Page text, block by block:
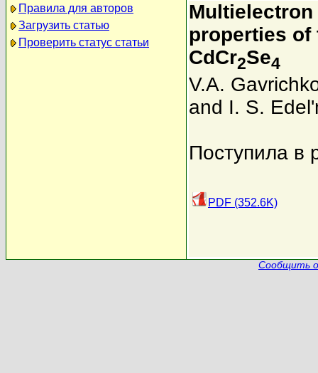
Правила для авторов
Загрузить статью
Проверить статус статьи
properties of
CdCr2Se4
V.A.
and I. S.
Поступила в
PDF (352.6K)
Сообщить о